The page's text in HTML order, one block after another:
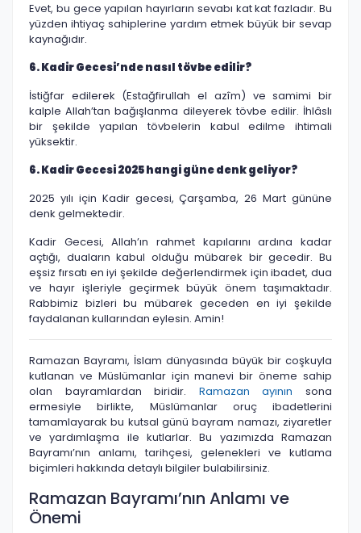
Evet, bu gece yapılan hayırların sevabı kat kat fazladır. Bu
yüzden ihtiyaç sahiplerine yardım etmek büyük bir sevap
kaynağıdır.
6. Kadir Gecesi’nde nasıl tövbe edilir?
İstiğfar edilerek (Estağfirullah el azîm) ve samimi bir
kalple Allah’tan bağışlanma dileyerek tövbe edilir. İhlâslı
bir şekilde yapılan tövbelerin kabul edilme ihtimali
yüksektir.
6. Kadir Gecesi 2025 hangi güne denk geliyor?
2025 yılı için Kadir gecesi, Çarşamba, 26 Mart gününe
denk gelmektedir.
Kadir Gecesi, Allah’ın rahmet kapılarını ardına kadar
açtığı, duaların kabul olduğu mübarek bir gecedir. Bu
eşsiz fırsatı en iyi şekilde değerlendirmek için ibadet, dua
ve hayır işleriyle geçirmek büyük önem taşımaktadır.
Rabbimiz bizleri bu mübarek geceden en iyi şekilde
faydalanan kullarından eylesin. Amin!
Ramazan Bayramı, İslam dünyasında büyük bir coşkuyla
kutlanan ve Müslümanlar için manevi bir öneme sahip
olan bayramlardan biridir. Ramazan ayının sona
ermesiyle birlikte, Müslümanlar oruç ibadetlerini
tamamlayarak bu kutsal günü bayram namazı, ziyaretler
ve yardımlaşma ile kutlarlar. Bu yazımızda Ramazan
Bayramı’nın anlamı, tarihçesi, gelenekleri ve kutlama
biçimleri hakkında detaylı bilgiler bulabilirsiniz.
Ramazan Bayramı’nın Anlamı ve
Önemi